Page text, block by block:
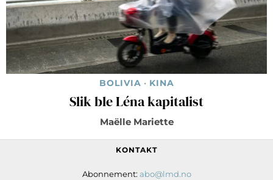
BOLIVIA · KINA
Slik ble Léna kapitalist
Maëlle Mariette
KONTAKT
Abonnement: abo@lmd.no